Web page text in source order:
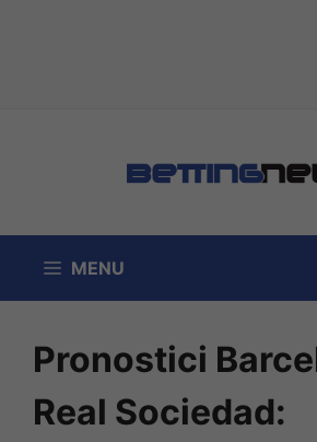
MENU
Pronostici
Real Sociedad: